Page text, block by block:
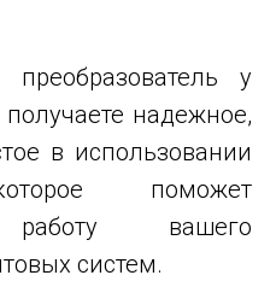
у
надежное,
в использовании
поможет
работу вашего
систем.